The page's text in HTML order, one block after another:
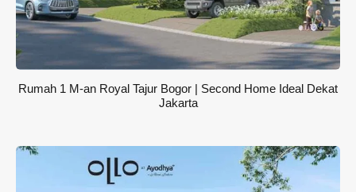
Rumah 1 M-an Royal Tajur Bogor | Second Home Ideal Dekat
Jakarta